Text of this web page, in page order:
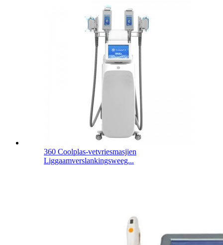
360 Coolplas-vetvriesmasjien
Liggaamverslankingsweeg...